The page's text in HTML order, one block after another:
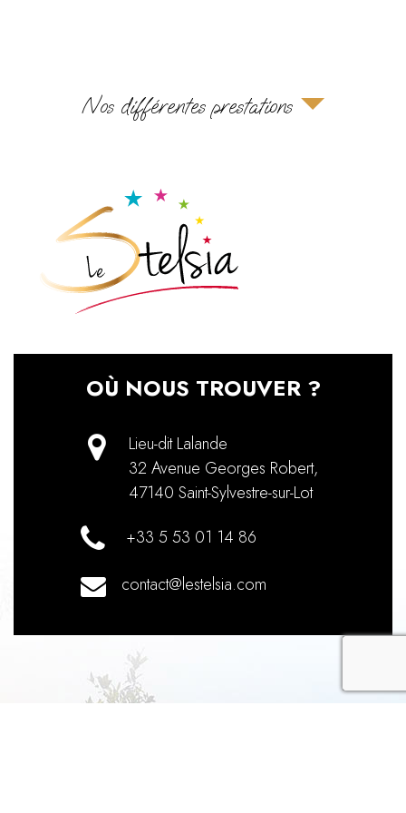
Nos différentes prestations
OÙ NOUS TROUVER ?
Lieu-dit Lalande
32 Avenue Georges Robert,
47140 Saint-Sylvestre-sur-Lot
+33 5 53 01 14 86
contact@lestelsia.com